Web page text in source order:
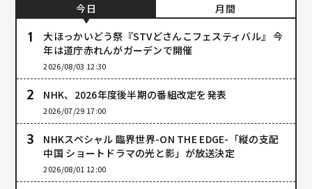
今日
月間
大ほっかいどう祭『STVどさんこフェスティバル』 今
年は道庁赤れんがガーデンで開催
2026/08/03 12:30
NHK、2026年度後半期の番組改定を発表
2026/07/29 17:00
NHKスペシャル 臨界世界-ON THE EDGE-「縦の支配
中国 ショートドラマの光と影」が放送決定
2026/08/01 12:00